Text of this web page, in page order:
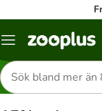
Katalogmeny
Sök
efter
produkter